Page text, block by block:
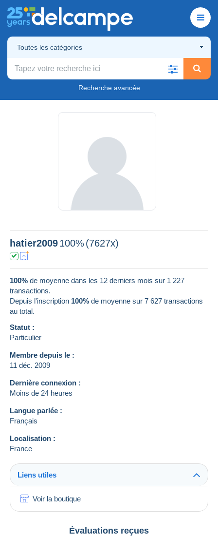
Toutes les catégories
Recherche avancée
hatier2009100% (7627x)
100% de moyenne dans les 12 derniers mois sur 1 227
transactions.
Depuis l'inscription 100% de moyenne sur 7 627 transactions
au total.
Statut :
Particulier
Membre depuis le :
11 déc. 2009
Dernière connexion :
Moins de 24 heures
Langue parlée :
Français
Localisation :
France
Liens utiles
Voir la boutique
Évaluations reçues